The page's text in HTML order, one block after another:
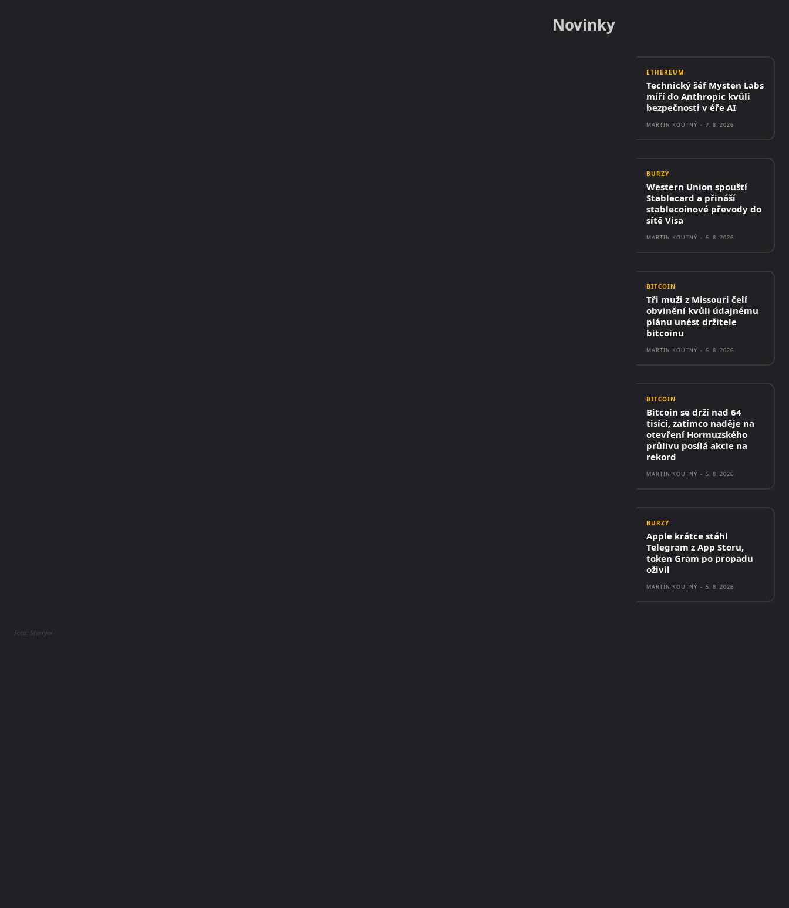
Foto: Starryai
Novinky
ETHEREUM
Technický šéf Mysten Labs
míří do Anthropic kvůli
bezpečnosti v éře AI
MARTIN KOUTNÝ - 7. 8. 2026
BURZY
Western Union spouští
Stablecard a přináší
stablecoinové převody do
sítě Visa
MARTIN KOUTNÝ - 6. 8. 2026
BITCOIN
Tři muži z Missouri čelí
obvinění kvůli údajnému
plánu unést držitele
bitcoinu
MARTIN KOUTNÝ - 6. 8. 2026
BITCOIN
Bitcoin se drží nad 64
tisíci, zatímco naděje na
otevření Hormuzského
průlivu posílá akcie na
rekord
MARTIN KOUTNÝ - 5. 8. 2026
BURZY
Apple krátce stáhl
Telegram z App Storu,
token Gram po propadu
oživil
MARTIN KOUTNÝ - 5. 8. 2026